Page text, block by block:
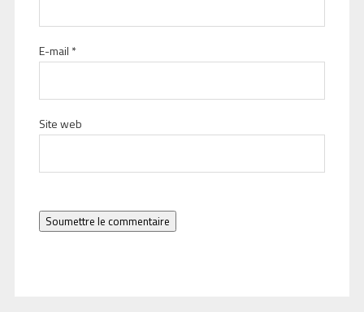
E-mail *
Site web
Soumettre le commentaire